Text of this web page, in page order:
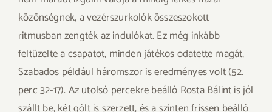
közönségnek, a vezérszurkolók összeszokott
ritmusban zengték az indulókat. Ez még inkább
feltüzelte a csapatot, minden játékos odatette magát,
Szabados például háromszor is eredményes volt (52.
perc 32-17). Az utolsó percekre beálló Rosta Bálint is jól
szállt be, két gólt is szerzett, és a szinten frissen beálló